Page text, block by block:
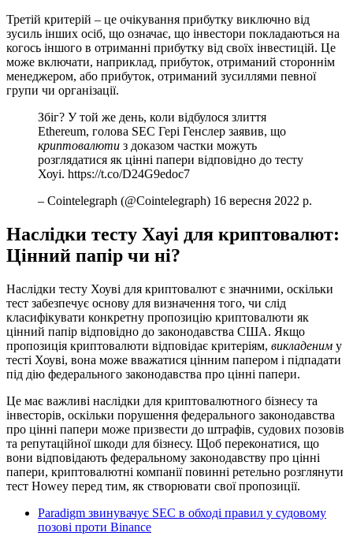
Третій критерій – це очікування прибутку виключно від
зусиль інших осіб, що означає, що інвестори покладаються на
когось іншого в отриманні прибутку від своїх інвестицій. Це
може включати, наприклад, прибуток, отриманий стороннім
менеджером, або прибуток, отриманий зусиллями певної
групи чи організації.
Збіг? У той же день, коли відбулося злиття
Ethereum, голова SEC Гері Генслер заявив, що
криптовалюти з доказом частки можуть
розглядатися як цінні папери відповідно до тесту
Хоуі. https://t.co/D24G9edoc7
– Cointelegraph (@Cointelegraph) 16 вересня 2022 р.
Наслідки тесту Хауі для криптовалют:
Цінний папір чи ні?
Наслідки тесту Хоуві для криптовалют є значними, оскільки
тест забезпечує основу для визначення того, чи слід
класифікувати конкретну пропозицію криптовалюти як
цінний папір відповідно до законодавства США. Якщо
пропозиція криптовалюти відповідає критеріям, викладеним у
тесті Хоуві, вона може вважатися цінним папером і підпадати
під дію федерального законодавства про цінні папери.
Це має важливі наслідки для криптовалютного бізнесу та
інвесторів, оскільки порушення федерального законодавства
про цінні папери може призвести до штрафів, судових позовів
та репутаційної шкоди для бізнесу. Щоб переконатися, що
вони відповідають федеральному законодавству про цінні
папери, криптовалютні компанії повинні ретельно розглянути
тест Howey перед тим, як створювати свої пропозиції.
Paradigm звинувачує SEC в обході правил у судовому
позові проти Binance